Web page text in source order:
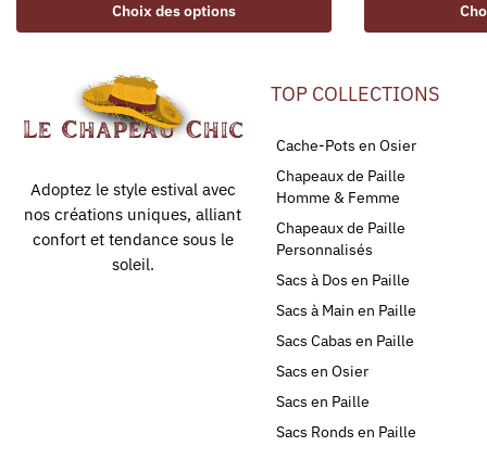
Choix des options
Adoptez le style estival avec
nos créations uniques, alliant
confort et tendance sous le
soleil.
TOP COLLECTIONS
Cache-Pots en Osier
Chapeaux de Paille
Homme & Femme
Chapeaux de Paille
Personnalisés
Sacs à Dos en Paille
Sacs à Main en Paille
Sacs Cabas en Paille
Sacs en Osier
Sacs en Paille
Sacs Ronds en Paille